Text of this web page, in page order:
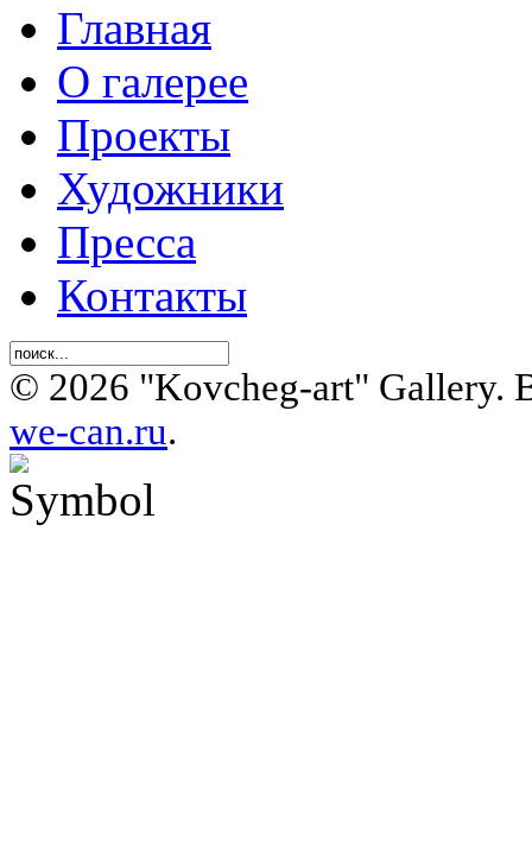
Главная
О галерее
Проекты
Художники
Пресса
Контакты
© 2026 "Kovcheg-art" Gallery.
we-can.ru.